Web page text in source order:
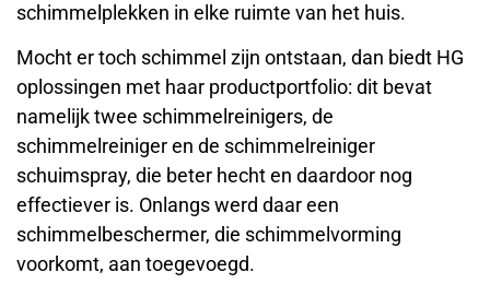
schimmelplekken in elke ruimte van het huis.
Mocht er toch schimmel zijn ontstaan, dan biedt HG
oplossingen met haar productportfolio: dit bevat
namelijk twee schimmelreinigers, de
schimmelreiniger en de schimmelreiniger
schuimspray, die beter hecht en daardoor nog
effectiever is. Onlangs werd daar een
schimmelbeschermer, die schimmelvorming
voorkomt, aan toegevoegd.